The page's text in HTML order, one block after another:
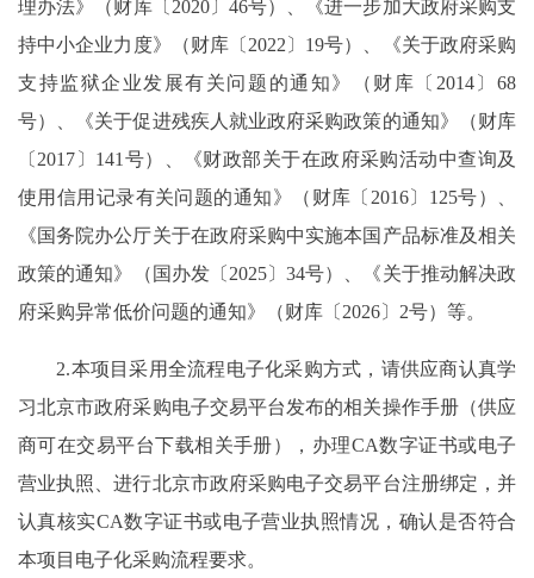
理办法》（财库〔2020〕46号）、《进一步加大政府采购支
持中小企业力度》（财库〔2022〕19号）、《关于政府采购
支持监狱企业发展有关问题的通知》（财库〔2014〕68
号）、《关于促进残疾人就业政府采购政策的通知》（财库
〔2017〕141号）、《财政部关于在政府采购活动中查询及
使用信用记录有关问题的通知》（财库〔2016〕125号）、
《国务院办公厅关于在政府采购中实施本国产品标准及相关
政策的通知》（国办发〔2025〕34号）、《关于推动解决政
府采购异常低价问题的通知》（财库〔2026〕2号）等。
2.本项目采用全流程电子化采购方式，请供应商认真学
习北京市政府采购电子交易平台发布的相关操作手册（供应
商可在交易平台下载相关手册），办理CA数字证书或电子
营业执照、进行北京市政府采购电子交易平台注册绑定，并
认真核实CA数字证书或电子营业执照情况，确认是否符合
本项目电子化采购流程要求。